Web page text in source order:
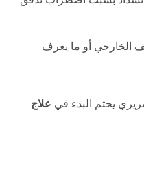
الخارجي أو ما يعرف
يحتم البدء في علاج